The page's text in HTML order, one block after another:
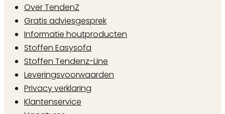
Over TendenZ
Gratis adviesgesprek
Informatie houtproducten
Stoffen Easysofa
Stoffen Tendenz-Line
Leveringsvoorwaarden
Privacy verklaring
Klantenservice